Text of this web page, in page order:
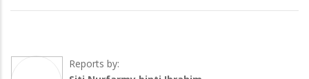
Reports by: